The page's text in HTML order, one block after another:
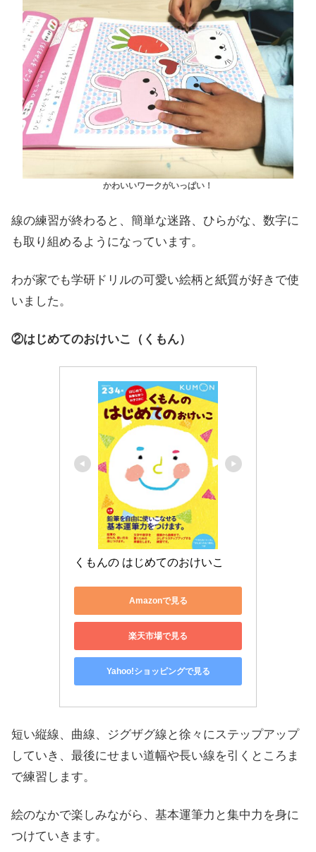
かわいいワークがいっぱい！
線の練習が終わると、簡単な迷路、ひらがな、数字に
も取り組めるようになっています。
わが家でも学研ドリルの可愛い絵柄と紙質が好きで使
いました。
②はじめてのおけいこ（くもん）
くもんの はじめてのおけいこ
Amazonで見る
楽天市場で見る
Yahoo!ショッピングで見る
短い縦線、曲線、ジグザグ線と徐々にステップアップ
していき、最後にせまい道幅や長い線を引くところま
で練習します。
絵のなかで楽しみながら、基本運筆力と集中力を身に
つけていきます。